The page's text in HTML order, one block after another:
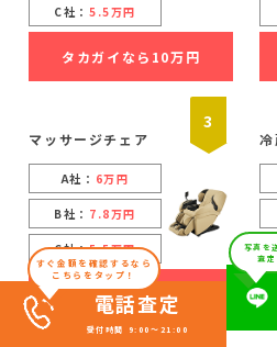
C社：5.5万円
タカガイなら10万円
3
マッサージチェア
A社： 6万円
B社： 7.8万円
C社：5.5万円
タカガイなら12万円
冷
すぐ金額を確認するなら
こちらをタップ！
電話査定
受付時間 9:00～21:00
写真を
査定